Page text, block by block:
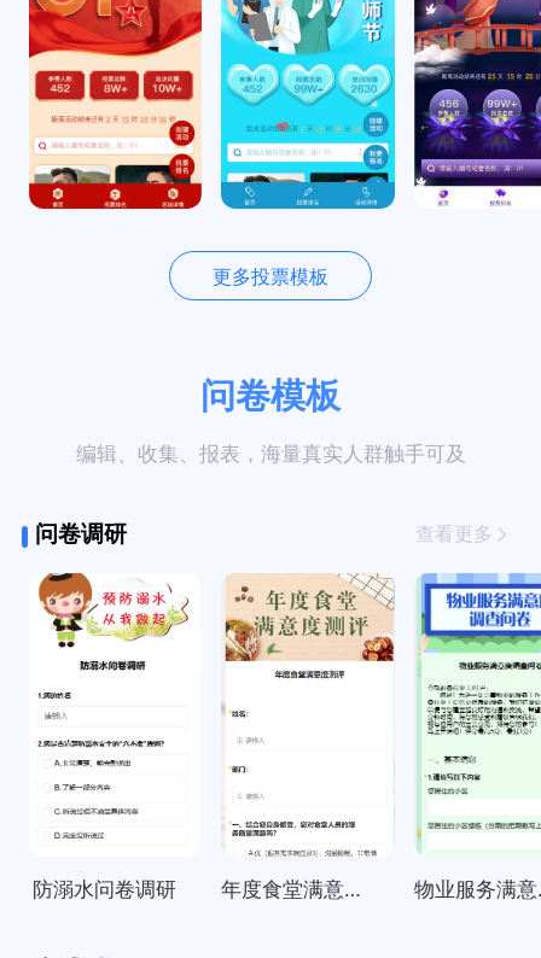
更多投票模板
问卷模板
编辑、收集、报表，海量真实人群触手可及
问卷调研 查看更多
防溺水问卷调研 年度食堂满意度测评 物